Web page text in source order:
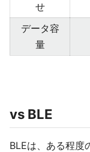
せ
データ容
量
vs BLE
BLEは、ある程度